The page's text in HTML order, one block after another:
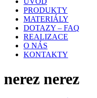
PRODUKTY
MATERIÁLY
DOTAZY – FAQ
REALIZACE
O NÁS
KONTAKTY
nerez nerez